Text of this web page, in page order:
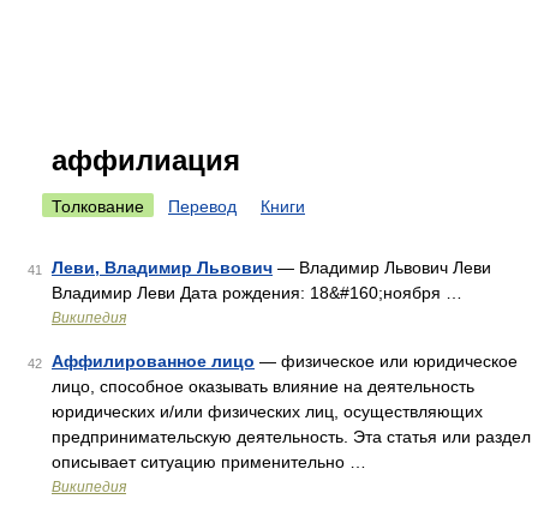
аффилиация
Толкование Перевод Книги
41 Леви, Владимир Львович — Владимир Львович Леви
Владимир Леви Дата рождения: 18&#160;ноября …
Википедия
42 Аффилированное лицо — физическое или юридическое
лицо, способное оказывать влияние на деятельность
юридических и/или физических лиц, осуществляющих
предпринимательскую деятельность. Эта статья или раздел
описывает ситуацию применительно …
Википедия